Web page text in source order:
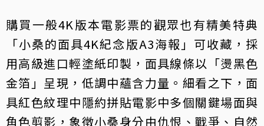
購買一般4K版本電影票的觀眾也有精美特典
「小桑的面具4K紀念版A3海報」可收藏，採
用高級進口輕塗紙印製，面具線條以「燙黑色
金箔」呈現，低調中蘊含力量。細看之下，面
具紅色紋理中隱約拼貼電影中多個關鍵場面與
角色剪影，象徵小桑身分由仇恨、戰爭、自然